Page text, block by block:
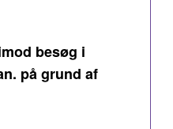
besøg i
på grund af